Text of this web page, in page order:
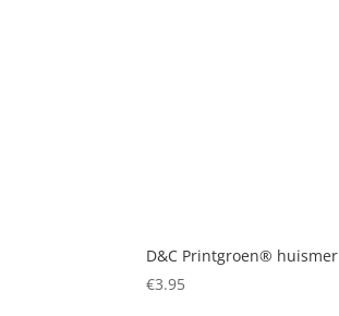
D&C Printgroen®
€3.95